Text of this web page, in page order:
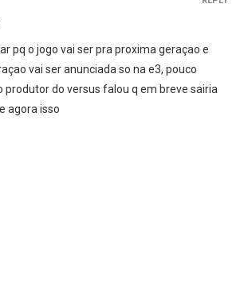
pq o jogo vai ser pra proxima geraçao e
vai ser anunciada so na e3, pouco
produtor do versus falou q em breve sairia
agora isso